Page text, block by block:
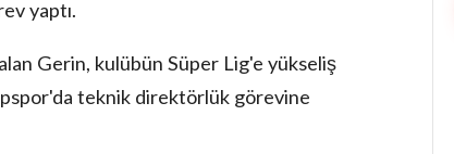
yaptı.
Gerin, kulübün Süper Lig'e yükseliş
teknik direktörlük görevine